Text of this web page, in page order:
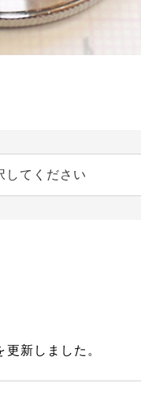
してください
新しました。